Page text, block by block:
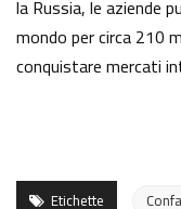
la Russia, le aziende
mondo per circa 210
conquistare mercati
Etichette